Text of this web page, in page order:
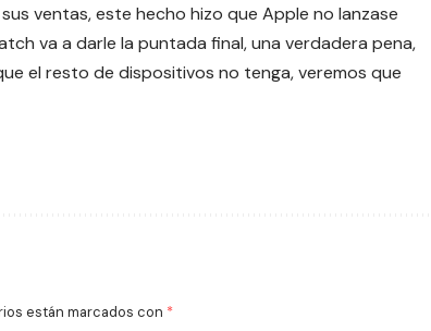
ventas, este hecho hizo que Apple no lanzase
va a darle la puntada final, una verdadera pena,
el resto de dispositivos no tenga, veremos que
están marcados con *